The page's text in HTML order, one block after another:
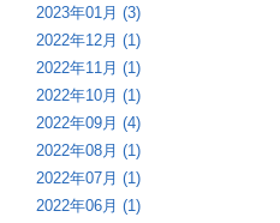
2023年01月 (3)
2022年12月 (1)
2022年11月 (1)
2022年10月 (1)
2022年09月 (4)
2022年08月 (1)
2022年07月 (1)
2022年06月 (1)